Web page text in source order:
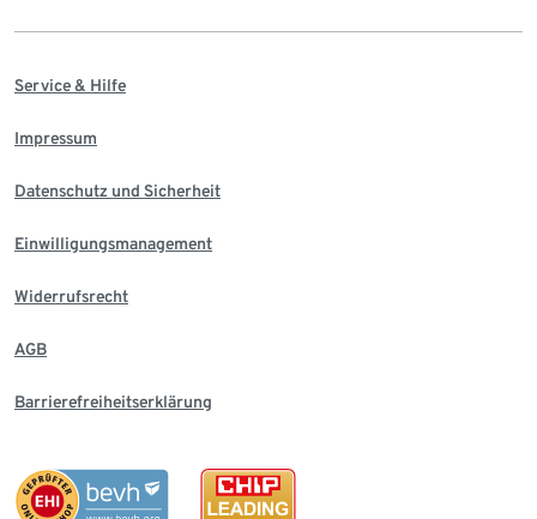
Service & Hilfe
Impressum
Datenschutz und Sicherheit
Einwilligungsmanagement
Widerrufsrecht
AGB
Barrierefreiheitserklärung